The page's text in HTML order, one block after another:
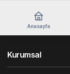
Anasayfa
Kurumsal